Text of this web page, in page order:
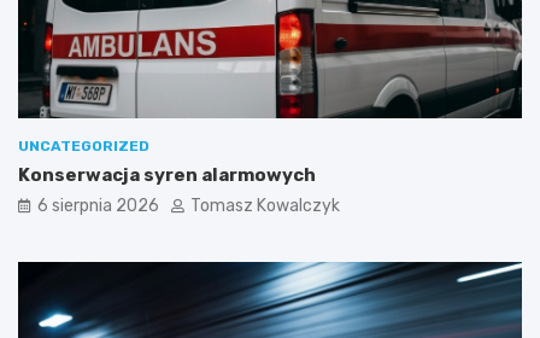
UNCATEGORIZED
Konserwacja syren alarmowych
6 sierpnia 2026 Tomasz Kowalczyk